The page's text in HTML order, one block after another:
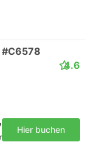
4.6
Hier buchen